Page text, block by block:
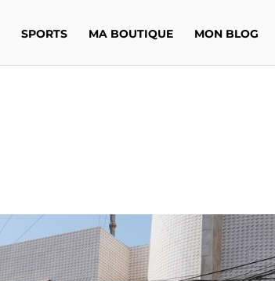
SPORTS MA BOUTIQUE MON BLOG